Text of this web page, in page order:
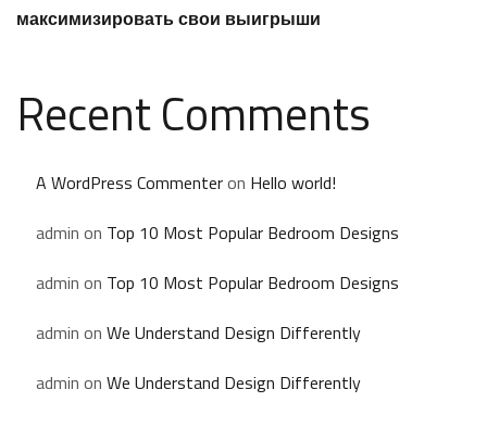
максимизировать свои выигрыши
Recent Comments
A WordPress Commenteron Hello world!
admin on Top 10 Most Popular Bedroom Designs
admin on Top 10 Most Popular Bedroom Designs
admin on We Understand Design Differently
admin on We Understand Design Differently